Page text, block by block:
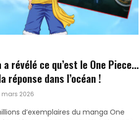
a révélé ce qu’est le One Piece…
réponse dans l’océan !
mars 2026
d’exemplaires du manga One